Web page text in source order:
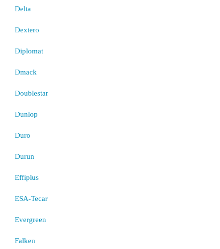
Delta
Dextero
Diplomat
Dmack
Doublestar
Dunlop
Duro
Durun
Effiplus
ESA-Tecar
Evergreen
Falken